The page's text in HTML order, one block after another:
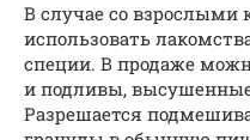
В случае со
использовать
специи. В продаже
и подливы,
Разрешается